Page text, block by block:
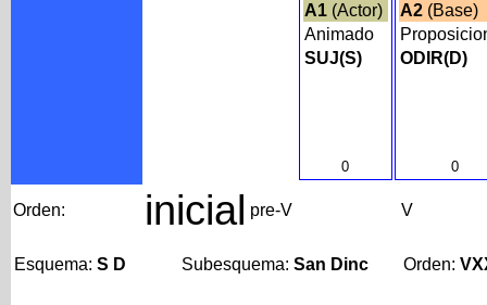
A1(Actor)
Animado
SUJ(S)
0
A2(Base)
ODIR(D)
0
Orden: inicial pre-V V
Esquema: S D Subesquema: San Dinc Orden: